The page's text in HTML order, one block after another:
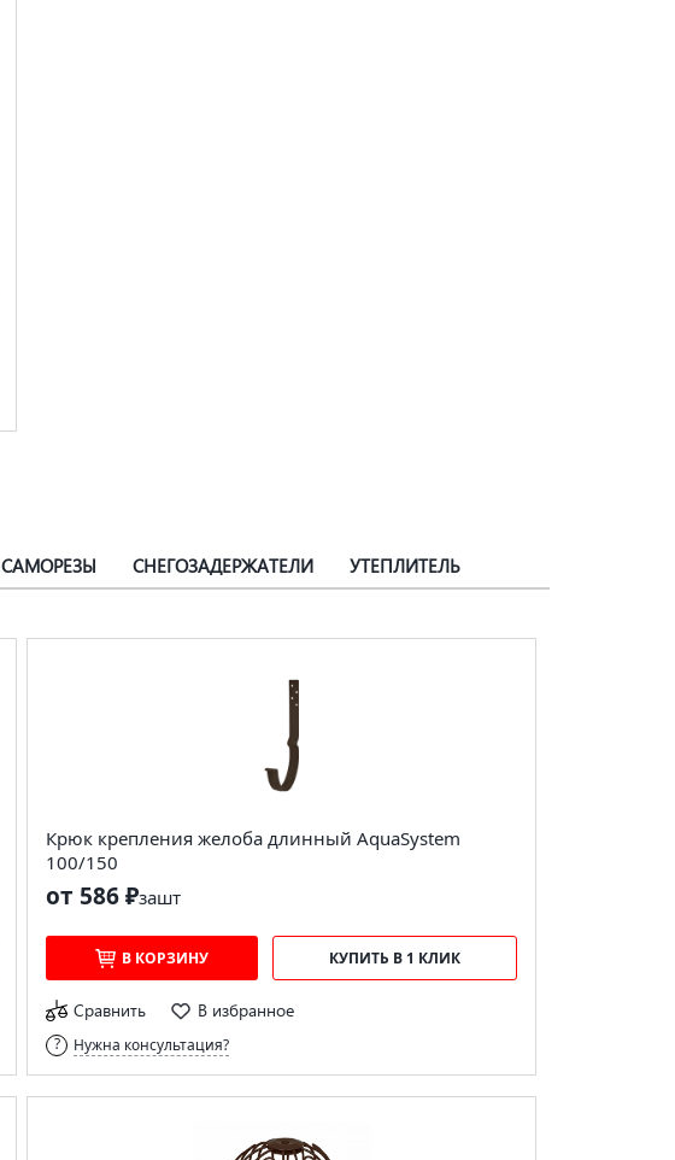
САМОРЕЗЫ СНЕГОЗАДЕРЖАТЕЛИ УТЕПЛИТЕЛЬ
Крюк крепления желоба длинный AquaSystem
100/150
от 586 ₽зашт
В КОРЗИНУ КУПИТЬ В 1 КЛИК
Сравнить В избранное
Нужна консультация?